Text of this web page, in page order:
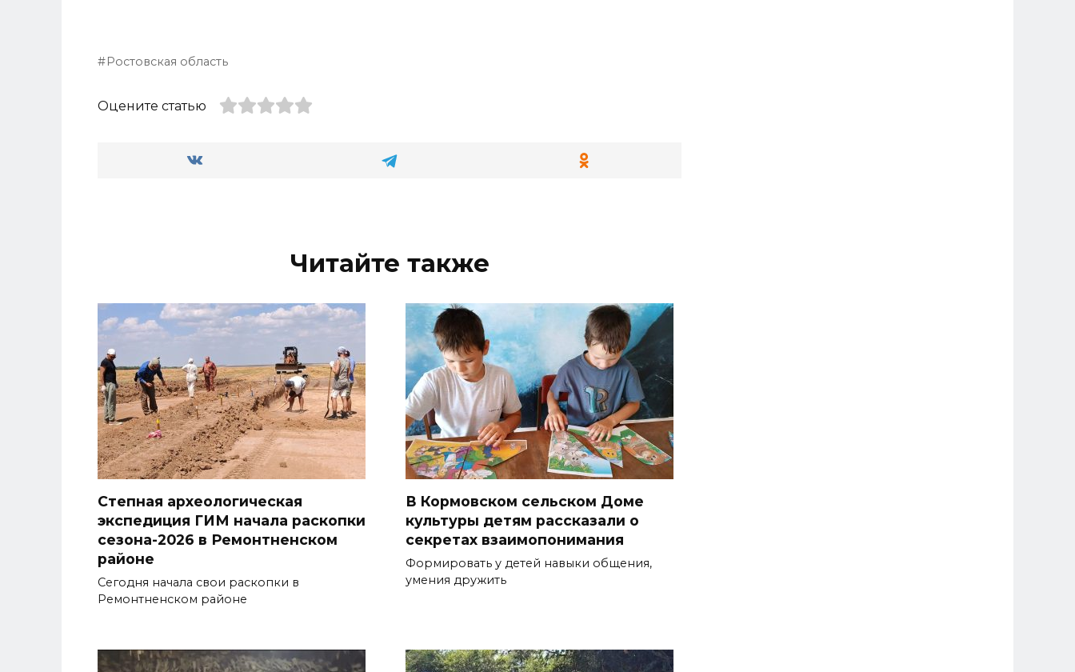
Ростовская область
Оцените статью
Читайте также
Степная археологическая
экспедиция ГИМ начала раскопки
сезона-2026 в Ремонтненском
районе
Сегодня начала свои раскопки в
Ремонтненском районе
В Кормовском сельском Доме
культуры детям рассказали о
секретах взаимопонимания
Формировать у детей навыки общения,
умения дружить